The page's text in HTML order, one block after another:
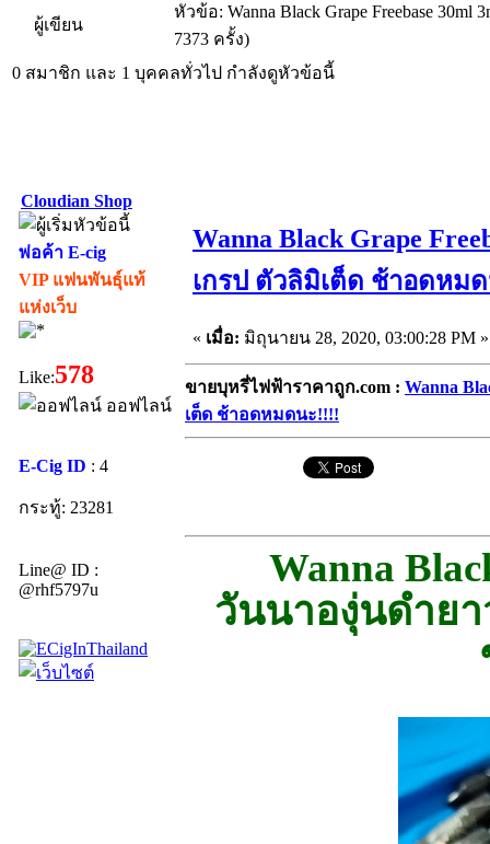
ผู้เขียน
หัวข้อ: Wanna Black Grape Freebase
7373 ครั้ง)
0 สมาชิก และ 1 บุคคลทั่วไป กำลังดูหัวข้อนี้
Cloudian Shop
พ่อค้า E-cig
VIP แฟนพันธุ์แท้
แห่งเว็บ
Like:578
ออฟไลน์
E-Cig ID : 4
กระทู้: 23281
Line@ ID :
@rhf5797u
Wanna Black Grape
เกรป ตัวลิมิเต็ด ช้าอดหม
« เมื่อ: มิถุนายน 28, 2020, 03:00:28 PM »
ขายบุหรี่ไฟฟ้าราคาถูก.com : Wanna
เต็ด ช้าอดหมดนะ!!!!
Wanna
วันนาองุ่นดำย